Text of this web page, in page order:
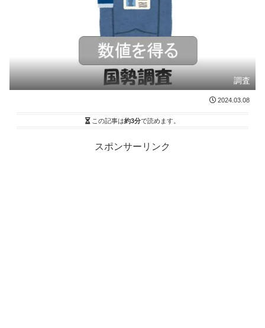
調査
2024.03.08
この記事は約3分で読めます。
スポンサーリンク